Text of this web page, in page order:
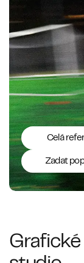
Celá
Zadat